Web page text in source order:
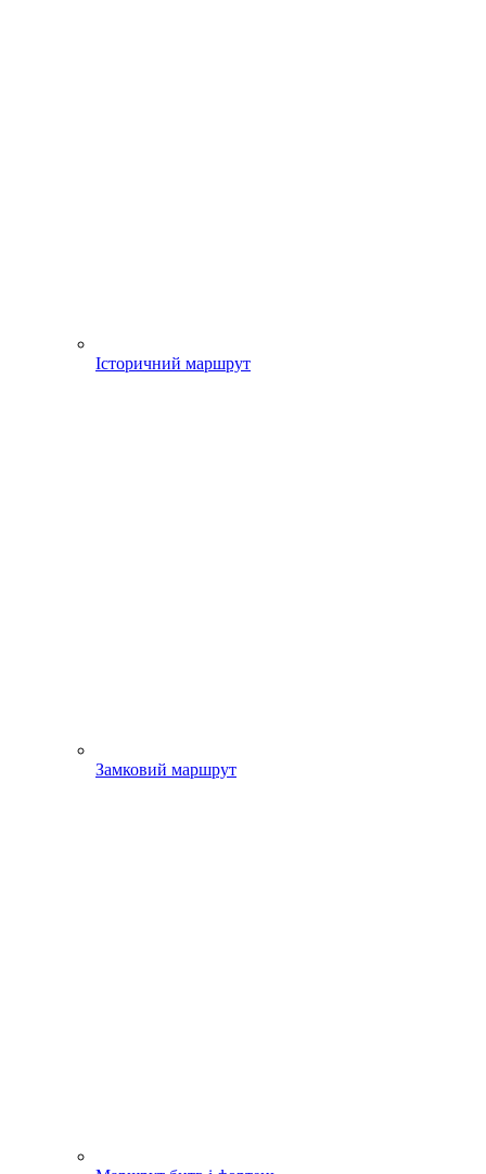
Історичний маршрут
Замковий маршрут